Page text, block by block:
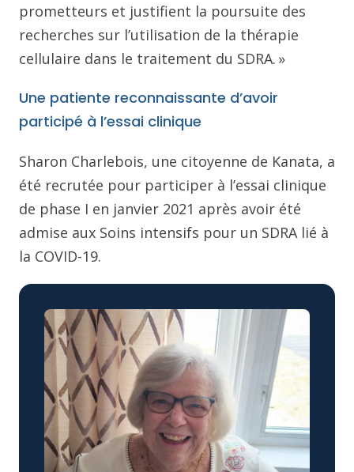
prometteurs et justifient la poursuite des
recherches sur l’utilisation de la thérapie
cellulaire dans le traitement du SDRA. »
Une patiente reconnaissante d’avoir
participé à l’essai clinique
Sharon Charlebois, une citoyenne de Kanata, a
été recrutée pour participer à l’essai clinique
de phase I en janvier 2021 après avoir été
admise aux Soins intensifs pour un SDRA lié à
la COVID-19.